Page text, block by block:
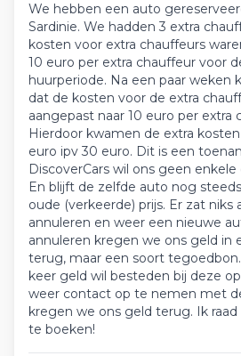
We hebben een auto
Sardinie. We hadden 3 extra
kosten voor extra chauffeurs
10 euro per extra chauffeur voor
huurperiode. Na een paar weken
dat de kosten voor de extra
aangepast naar 10 euro per extra
Hierdoor kwamen de extra
euro ipv 30 euro. Dit is een
DiscoverCars wil ons geen
En blijft de zelfde auto nog
oude (verkeerde) prijs. Er zat niks
annuleren en weer een nieuwe
annuleren kregen we ons geld in
terug, maar een soort
keer geld wil besteden bij deze
weer contact op te nemen met
kregen we ons geld terug. Ik
te boeken!